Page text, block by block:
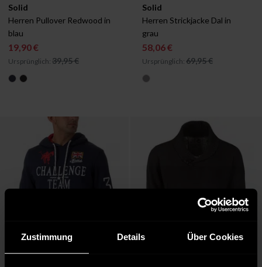
Zustimmung Details Über Cookies
Verfügbar in:
XS
L
Solid
Herren Pullover Redwood in
blau
19,90 €
Ursprünglich: 39,95 €
Verfügbar in:
M
Solid
Herren Strickjacke Dal in
grau
58,06 €
Ursprünglich: 69,95 €